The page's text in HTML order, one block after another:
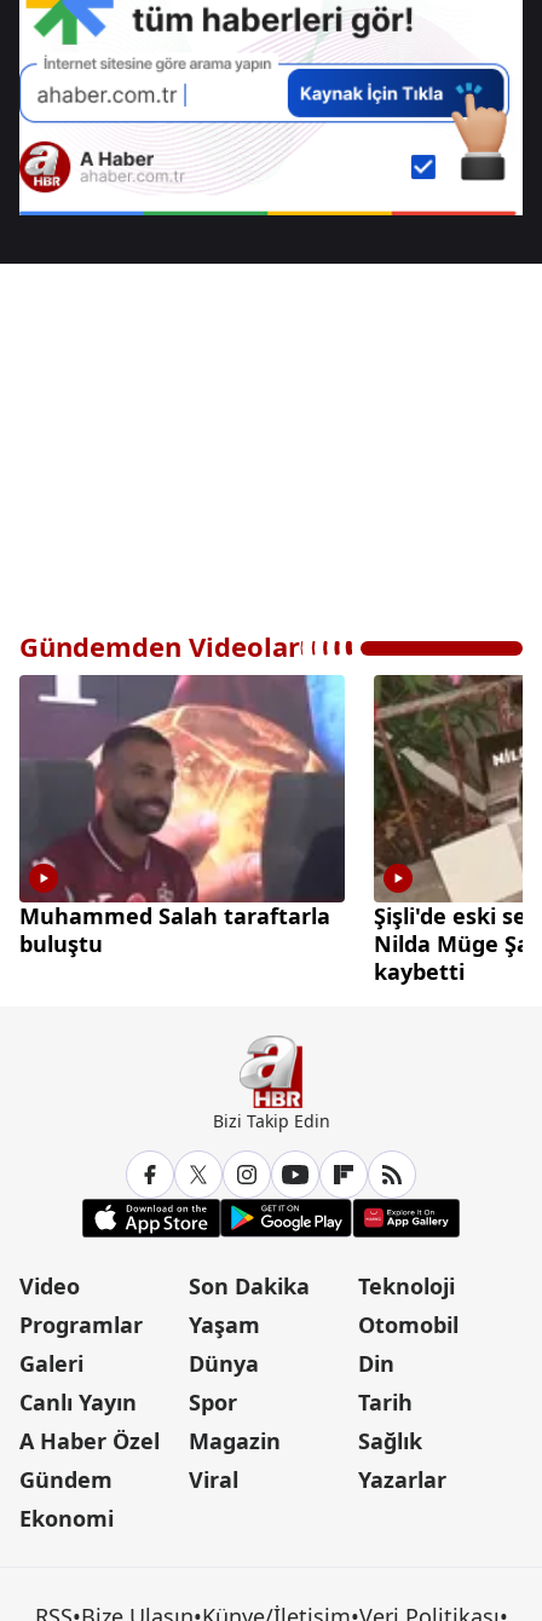
Gündemden Videolar
Muhammed Salah taraftarla
buluştu
Şişli'de eski
Nilda Müge
kaybetti
Bizi Takip Edin
Video
Programlar
Galeri
Canlı Yayın
A Haber Özel
Gündem
Ekonomi
Son Dakika
Yaşam
Dünya
Spor
Magazin
Viral
Teknoloji
Otomobil
Din
Tarih
Sağlık
Yazarlar